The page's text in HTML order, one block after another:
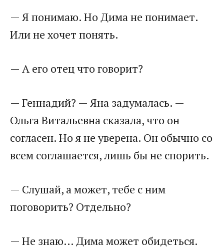
— Я понимаю. Но Дима не понимает.
Или не хочет понять.
— А его отец что говорит?
— Геннадий? — Яна задумалась. —
Ольга Витальевна сказала, что он
согласен. Но я не уверена. Он обычно со
всем соглашается, лишь бы не спорить.
— Слушай, а может, тебе с ним
поговорить? Отдельно?
— Не знаю… Дима может обидеться.